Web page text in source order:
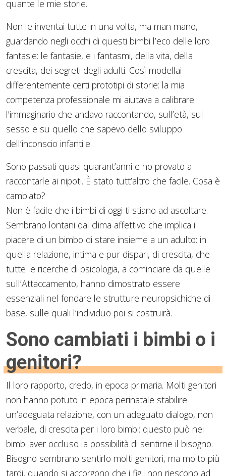
quante le mie storie.
Non le inventai tutte in una volta, ma man mano,
guardando negli occhi di questi bimbi l’eco delle loro
fantasie: le fantasie, e i fantasmi, della vita, della
crescita, dei segreti degli adulti. Così modellai
differentemente certi prototipi di storie: la mia
competenza professionale mi aiutava a calibrare
l’immaginario che andavo raccontando, sull’età, sul
sesso e su quello che sapevo dello sviluppo
dell’inconscio infantile.
Sono passati quasi quarant’anni e ho provato a
raccontarle ai nipoti. È stato tutt’altro che facile. Cosa è
cambiato?
Non è facile che i bimbi di oggi ti stiano ad ascoltare.
Sembrano lontani dal clima affettivo che implica il
piacere di un bimbo di stare insieme a un adulto: in
quella relazione, intima e pur dispari, di crescita, che
tutte le ricerche di psicologia, a cominciare da quelle
sull’Attaccamento, hanno dimostrato essere
essenziali nel fondare le strutture neuropsichiche di
base, sulle quali l’individuo poi si costruirà.
Sono cambiati i bimbi o i
genitori?
Il loro rapporto, credo, in epoca primaria. Molti genitori
non hanno potuto in epoca perinatale stabilire
un’adeguata relazione, con un adeguato dialogo, non
verbale, di crescita per i loro bimbi: questo può nei
bimbi aver occluso la possibilità di sentirne il bisogno.
Bisogno sembrano sentirlo molti genitori, ma molto più
tardi, quando si accorgono che i figli non riescono ad